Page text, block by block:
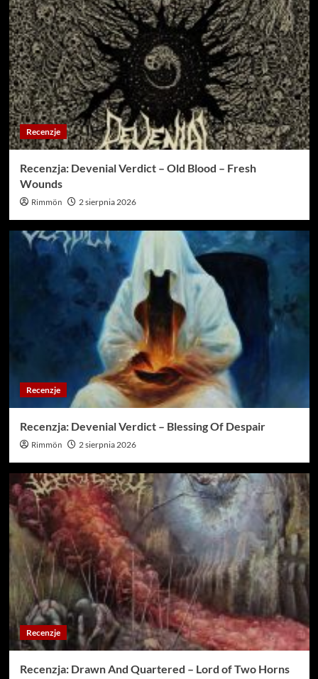
Recenzje
Recenzja: Devenial Verdict – Old Blood – Fresh
Wounds
Rimmön 2 sierpnia 2026
Recenzje
Recenzja: Devenial Verdict – Blessing Of Despair
Rimmön 2 sierpnia 2026
Recenzje
Recenzja: Drawn And Quartered – Lord of Two Horns